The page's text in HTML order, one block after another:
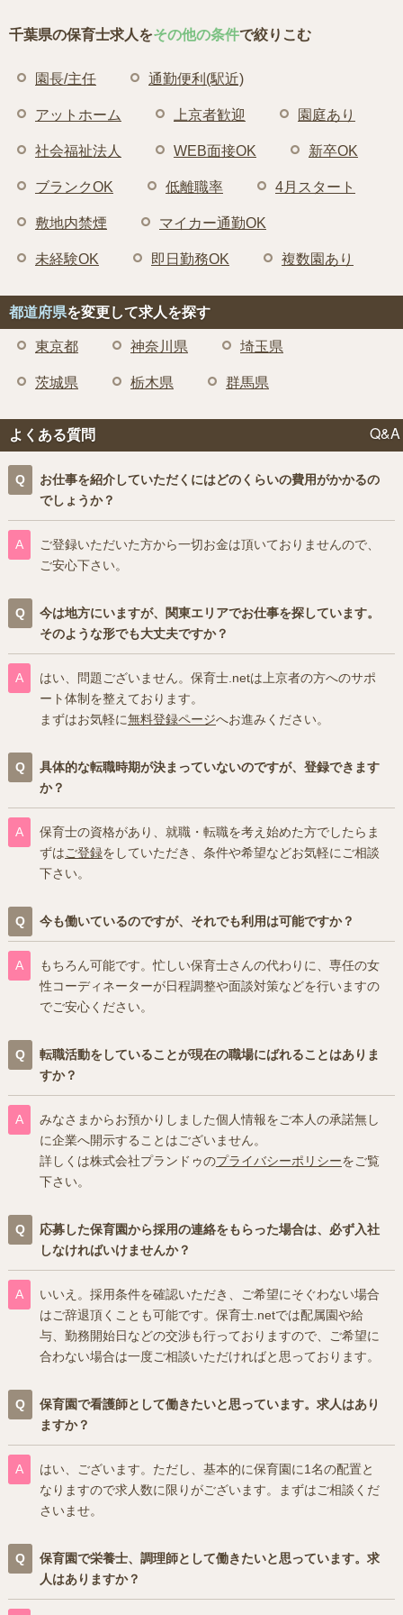
千葉県の保育士求人をその他の条件で絞りこむ
園長/主任 通勤便利(駅近)
アットホーム 上京者歓迎 園庭あり
社会福祉法人 WEB面接OK 新卒OK
ブランクOK 低離職率 4月スタート
敷地内禁煙 マイカー通勤OK
未経験OK 即日勤務OK 複数園あり
都道府県を変更して求人を探す
東京都 神奈川県 埼玉県
茨城県 栃木県 群馬県
よくある質問 Q&A
お仕事を紹介していただくにはどのくらいの費用がかかるの
でしょうか？
ご登録いただいた方から一切お金は頂いておりませんので、
ご安心下さい。
今は地方にいますが、関東エリアでお仕事を探しています。
そのような形でも大丈夫ですか？
はい、問題ございません。保育士.netは上京者の方へのサポ
ート体制を整えております。
まずはお気軽に無料登録ページへお進みください。
具体的な転職時期が決まっていないのですが、登録できます
か？
保育士の資格があり、就職・転職を考え始めた方でしたらま
ずはご登録をしていただき、条件や希望などお気軽にご相談
下さい。
今も働いているのですが、それでも利用は可能ですか？
もちろん可能です。忙しい保育士さんの代わりに、専任の女
性コーディネーターが日程調整や面談対策などを行いますの
でご安心ください。
転職活動をしていることが現在の職場にばれることはありま
すか？
みなさまからお預かりしました個人情報をご本人の承諾無し
に企業へ開示することはございません。
詳しくは株式会社プランドゥのプライバシーポリシーをご覧
下さい。
応募した保育園から採用の連絡をもらった場合は、必ず入社
しなければいけませんか？
いいえ。採用条件を確認いただき、ご希望にそぐわない場合
はご辞退頂くことも可能です。保育士.netでは配属園や給
与、勤務開始日などの交渉も行っておりますので、ご希望に
合わない場合は一度ご相談いただければと思っております。
保育園で看護師として働きたいと思っています。求人はあり
ますか？
はい、ございます。ただし、基本的に保育園に1名の配置と
なりますので求人数に限りがございます。まずはご相談くだ
さいませ。
保育園で栄養士、調理師として働きたいと思っています。求
人はありますか？